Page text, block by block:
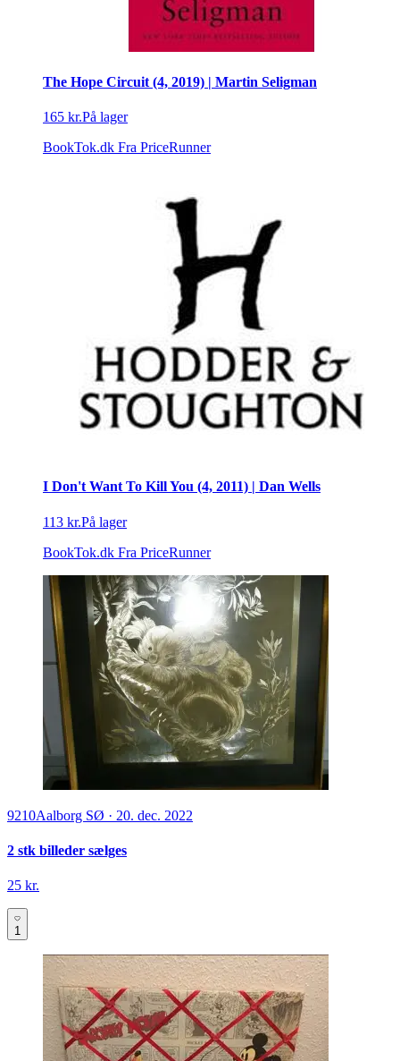
The Hope Circuit (4, 2019) | Martin Seligman
165 kr.På lager
BookTok.dk Fra PriceRunner
I Don't Want To Kill You (4, 2011) | Dan Wells
113 kr.På lager
BookTok.dk Fra PriceRunner
9210Aalborg SØ · 20. dec. 2022
2 stk billeder sælges
25 kr.
1